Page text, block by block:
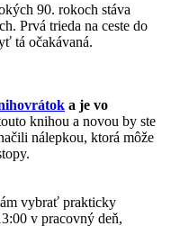
90. rokoch stáva
Prvá trieda na ceste do
tá očakávaná.
a je vo
knihou a novou by ste
nálepkou, ktorá môže
vybrať prakticky
v pracovný deň,